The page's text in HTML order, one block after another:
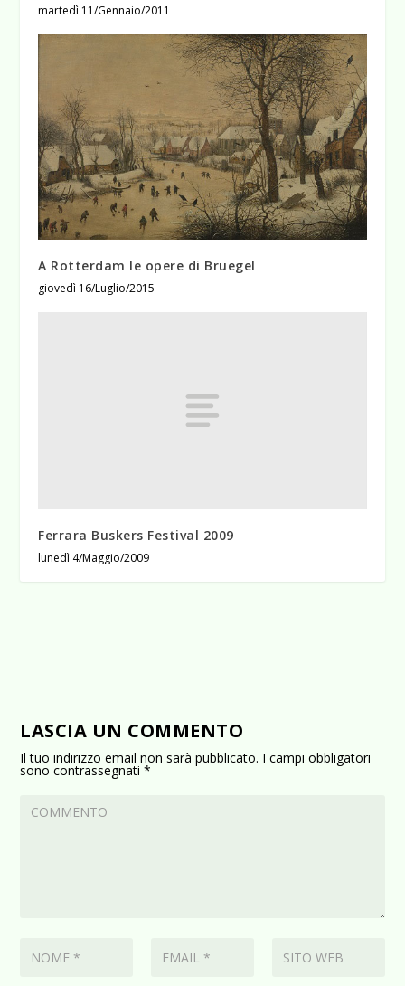
martedì 11/Gennaio/2011
A Rotterdam le opere di Bruegel
giovedì 16/Luglio/2015
Ferrara Buskers Festival 2009
lunedì 4/Maggio/2009
LASCIA UN COMMENTO
Il tuo indirizzo email non sarà pubblicato. I campi obbligatori
sono contrassegnati*